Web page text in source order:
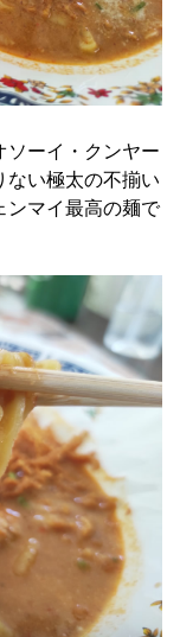
ソーイ・クンヤー
ない極太の不揃い
ンマイ最高の麺で